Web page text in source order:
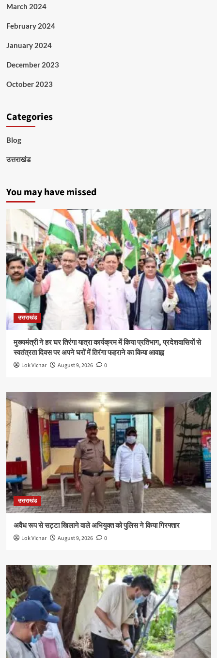
March 2024
February 2024
January 2024
December 2023
October 2023
Categories
Blog
उत्तराखंड
You may have missed
उत्तराखंड
मुख्यमंत्री ने हर घर तिरंगा यात्रा कार्यक्रम में किया प्रतिभाग, प्रदेशवासियों से
स्वतंत्रता दिवस पर अपने घरों में तिरंगा फहराने का किया आवाह्न
Lok Vichar August 9, 2026 0
उत्तराखंड
अवैध रूप से सट्टा खिलाने वाले अभियुक्त को पुलिस ने किया गिरफ्तार
Lok Vichar August 9, 2026 0